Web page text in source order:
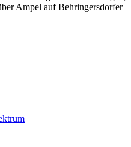
Ampel auf Behringersdorfer